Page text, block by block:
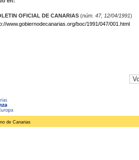
OFICIAL DE CANARIAS(núm. 47, 12/04/1991)
www.gobiernodecanarias.org/boc/1991/047/001.html
de Canarias